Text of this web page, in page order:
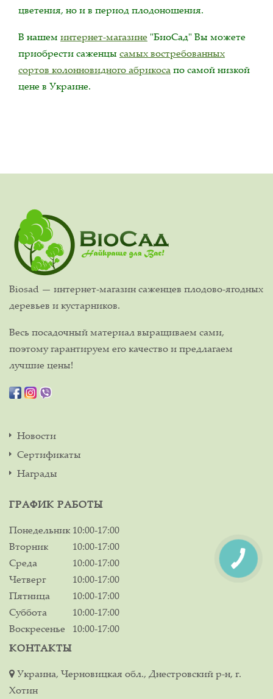
цветения, но и в период плодоношения.
В нашем интернет-магазине "БиоСад" Вы можете
приобрести саженцы самых востребованных
сортов колонновидного абрикосапо самой низкой
цене в Украине.
Biosad — интернет-магазин саженцев плодово-ягодных
деревьев и кустарников.
Весь посадочный материал выращиваем сами,
поэтому гарантируем его качество и предлагаем
лучшие цены!
Новости
Сертификаты
Награды
ГРАФИК РАБОТЫ
Понедельник 10:00-17:00
Вторник
10:00-17:00
Среда
10:00-17:00
Четверг
10:00-17:00
Пятница
10:00-17:00
Суббота
10:00-17:00
Воскресенье
10:00-17:00
КОНТАКТЫ
Украина, Черновицкая обл., Днестровский р-н, г.
Хотин